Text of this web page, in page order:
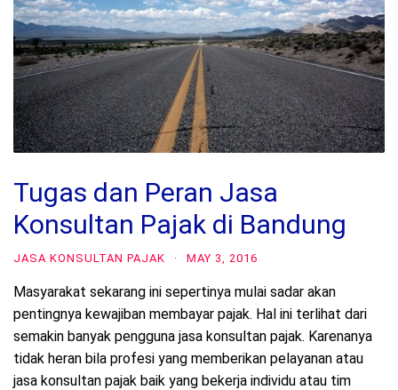
Tugas dan Peran Jasa
Konsultan Pajak di Bandung
JASA KONSULTAN PAJAK · MAY 3, 2016
Masyarakat sekarang ini sepertinya mulai sadar akan
pentingnya kewajiban membayar pajak. Hal ini terlihat dari
semakin banyak pengguna jasa konsultan pajak. Karenanya
tidak heran bila profesi yang memberikan pelayanan atau
jasa konsultan pajak baik yang bekerja individu atau tim